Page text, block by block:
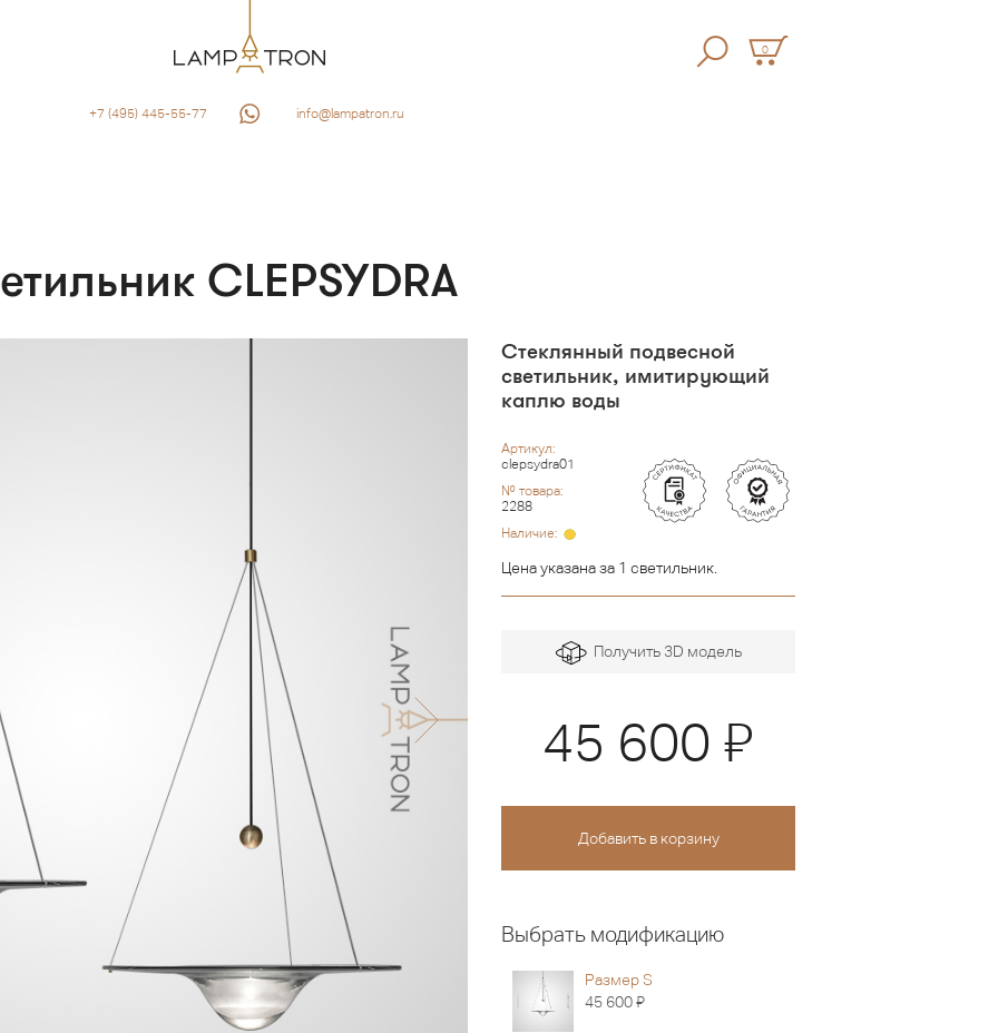
0
+7 (495) 445-55-77 info@lampatron.ru
CLEPSYDRA
Стеклянный подвесной
светильник, имитирующий
каплю воды
Артикул:
clepsydra01
№ товара:
2288
Наличие:
Цена указана за 1 светильник.
Получить 3D модель
45 600 Я
Выбрать модификацию
Размер S
45 600Я